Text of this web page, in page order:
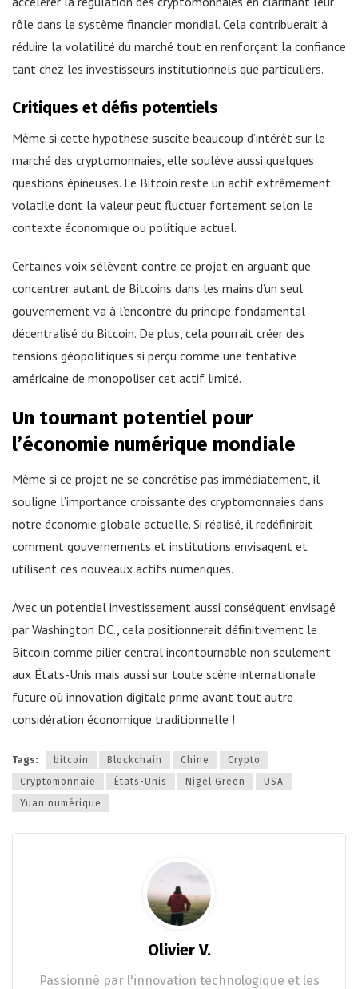
rôle dans le système financier mondial. Cela contribuerait à
réduire la volatilité du marché tout en renforçant la confiance
tant chez les investisseurs institutionnels que particuliers.
Critiques et défis potentiels
Même si cette hypothèse suscite beaucoup d’intérêt sur le
marché des cryptomonnaies, elle soulève aussi quelques
questions épineuses. Le Bitcoin reste un actif extrêmement
volatile dont la valeur peut fluctuer fortement selon le
contexte économique ou politique actuel.
Certaines voix s’élèvent contre ce projet en arguant que
concentrer autant de Bitcoins dans les mains d’un seul
gouvernement va à l’encontre du principe fondamental
décentralisé du Bitcoin. De plus, cela pourrait créer des
tensions géopolitiques si perçu comme une tentative
américaine de monopoliser cet actif limité.
Un tournant potentiel pour
l’économie numérique mondiale
Même si ce projet ne se concrétise pas immédiatement, il
souligne l’importance croissante des cryptomonnaies dans
notre économie globale actuelle. Si réalisé, il redéfinirait
comment gouvernements et institutions envisagent et
utilisent ces nouveaux actifs numériques.
Avec un potentiel investissement aussi conséquent envisagé
par Washington DC., cela positionnerait définitivement le
Bitcoin comme pilier central incontournable non seulement
aux États-Unis mais aussi sur toute scène internationale
future où innovation digitale prime avant tout autre
considération économique traditionnelle !
Tags: bitcoin Blockchain Chine
Crypto
Cryptomonnaie
États-Unis Nigel Green
USA
Yuan numérique
Olivier V.
Passionné par l'innovation technologique et les